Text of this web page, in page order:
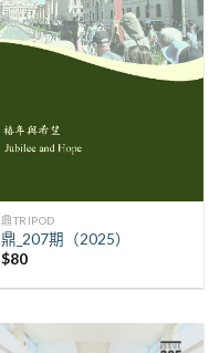
鼎TRIPOD
鼎_207期（2025）
$80